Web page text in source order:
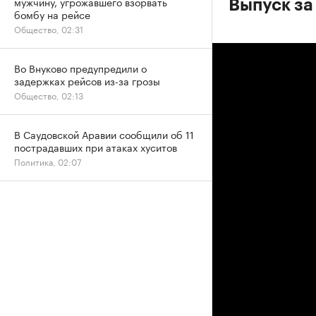
Выпуск
бомбу на рейсе
Общество, 02:31
Во Внуково предупредили о
задержках рейсов из-за грозы
Общество, 02:13
В Саудовской Аравии сообщили об 11
пострадавших при атаках хуситов
Политика, 02:07